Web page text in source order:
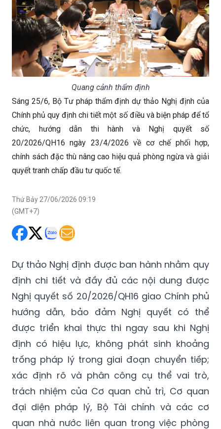
Quang cảnh thẩm định
Sáng 25/6, Bộ Tư pháp thẩm định dự thảo Nghị định của
Chính phủ quy định chi tiết một số điều và biện pháp để tổ
chức, hướng dẫn thi hành và Nghị quyết số
20/2026/QH16 ngày 23/4/2026 về cơ chế phối hợp,
chính sách đặc thù nâng cao hiệu quả phòng ngừa và giải
quyết tranh chấp đầu tư quốc tế.
Thứ Bảy 27/06/2026 09:19
(GMT+7)
Dự thảo Nghị định được ban hành nhằm quy
định chi tiết và đầy đủ các nội dung được
Nghị quyết số 20/2026/QH16 giao Chính phủ
hướng dẫn, bảo đảm Nghị quyết có thể
được triển khai thực thi ngay sau khi Nghị
định có hiệu lực, không phát sinh khoảng
trống pháp lý trong giai đoạn chuyển tiếp;
xác định rõ và phân công cụ thể vai trò,
trách nhiệm của Cơ quan chủ trì, Cơ quan
đại diện pháp lý, Bộ Tài chính và các cơ
quan nhà nước liên quan trong việc phòng